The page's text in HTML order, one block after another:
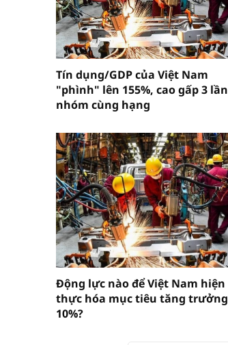
Tín dụng/GDP của Việt Nam
"phình" lên 155%, cao gấp 3 lần
nhóm cùng hạng
Động lực nào để Việt Nam hiện
thực hóa mục tiêu tăng trưởng
10%?